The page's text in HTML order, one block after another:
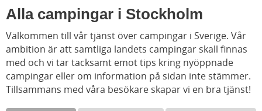
Alla campingar i Stockholm
Välkommen till vår tjänst över campingar i Sverige. Vår
ambition är att samtliga landets campingar skall finnas
med och vi tar tacksamt emot tips kring nyöppnade
campingar eller om information på sidan inte stämmer.
Tillsammans med våra besökare skapar vi en bra tjänst!